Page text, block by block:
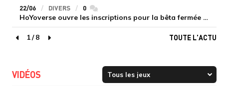
22/06 DIVERS 0commentaires
HoYoverse ouvre les inscriptions pour la bêta fermée de Honkai : Nexus Anima
page précédente
1/8
page suivante
TOUTE L'ACTU
VIDÉOS